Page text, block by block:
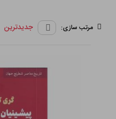
مرتب سازی: جدیدترین